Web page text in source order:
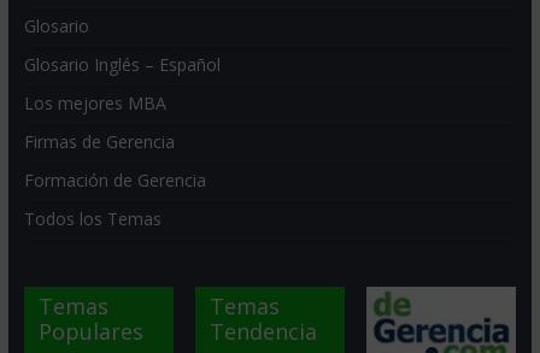
Glosario
Glosario Inglés – Español
Los mejores MBA
Firmas de Gerencia
Formación de Gerencia
Todos los Temas
Temas
Populares
Temas
Tendencia